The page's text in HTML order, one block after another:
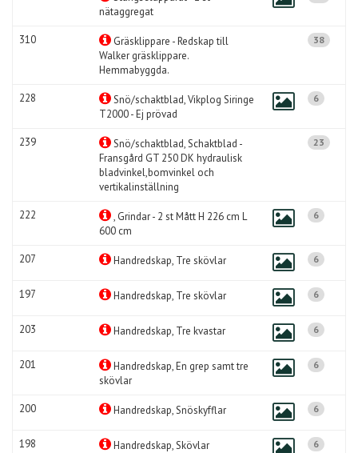
nätaggregat
310
Gräsklippare - Redskap till
Walker gräsklippare.
Hemmabyggda.
38
228
Snö/schaktblad, Vikplog Siringe
T2000 - Ej prövad
6
239
Snö/schaktblad, Schaktblad -
Fransgård GT 250 DK hydraulisk
bladvinkel,bomvinkel och
vertikalinställning
23
222
, Grindar - 2 st Mått H 226 cm L
600 cm
6
207 Handredskap, Tre skövlar 6
197 Handredskap, Tre skövlar 6
203 Handredskap, Tre kvastar 6
201
Handredskap, En grep samt tre
skövlar
6
200 Handredskap, Snöskyfflar 6
198 Handredskap, Skövlar 6